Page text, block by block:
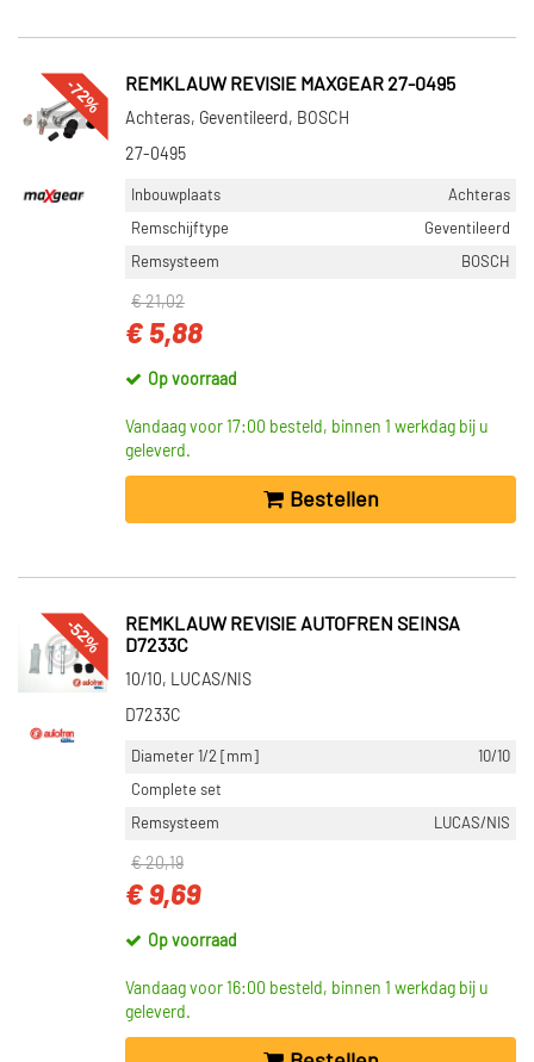
-72% REMKLAUW REVISIE MAXGEAR 27-0495
Achteras, Geventileerd, BOSCH
27-0495
Inbouwplaats
Achteras
Remschijftype
Geventileerd
Remsysteem
BOSCH
€ 21,02
€ 5,88
Op voorraad
Vandaag voor 17:00 besteld, binnen 1 werkdag bij u
geleverd.
Bestellen
-52%
REMKLAUW REVISIE AUTOFREN SEINSA
D7233C
10/10, LUCAS/NIS
D7233C
Diameter 1/2 [mm]
10/10
Complete set
Remsysteem
LUCAS/NIS
€ 20,19
€ 9,69
Op voorraad
Vandaag voor 16:00 besteld, binnen 1 werkdag bij u
geleverd.